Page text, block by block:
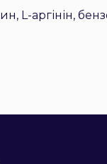
L-аргінін,